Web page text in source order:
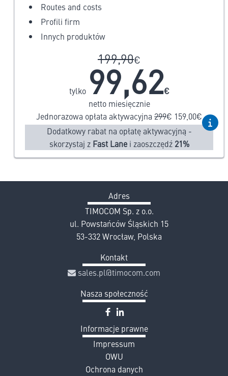
Routes and costs
Profili firm
Innych produktów
199,90€
tylko 99,62€
netto miesięcznie
Jednorazowa opłata aktywacyjna 299€ 159,00€
Dodatkowy rabat na opłatę aktywacyjną -
skorzystaj z Fast Lanei zaoszczędź 21%
Adres
TIMOCOM Sp. z o.o.
ul. Powstańców Śląskich 15
53-332 Wrocław, Polska
Kontakt
sales.pl@timocom.com
Nasza społeczność
facebook
linkedin
Informacje prawne
Impressum
OWU
Ochrona danych